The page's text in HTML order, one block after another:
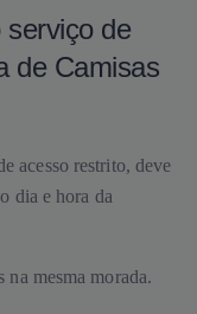
serviço de
de Camisas
acesso restrito, deve
dia e hora da
na mesma morada.